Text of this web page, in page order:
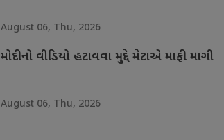
August 06, Thu, 2026
મોદીનો વીડિયો હટાવવા મુદ્દે મેટાએ માફી માગી
August 06, Thu, 2026